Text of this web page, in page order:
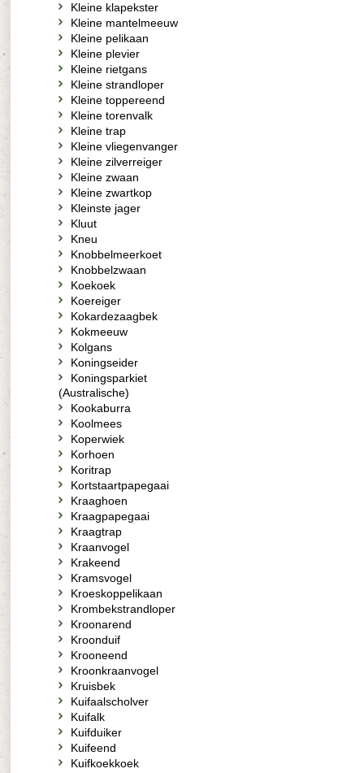
Kleine klapekster
Kleine mantelmeeuw
Kleine pelikaan
Kleine plevier
Kleine rietgans
Kleine strandloper
Kleine toppereend
Kleine torenvalk
Kleine trap
Kleine vliegenvanger
Kleine zilverreiger
Kleine zwaan
Kleine zwartkop
Kleinste jager
Kluut
Kneu
Knobbelmeerkoet
Knobbelzwaan
Koekoek
Koereiger
Kokardezaagbek
Kokmeeuw
Kolgans
Koningseider
Koningsparkiet
(Australische)
Kookaburra
Koolmees
Koperwiek
Korhoen
Koritrap
Kortstaartpapegaai
Kraaghoen
Kraagpapegaai
Kraagtrap
Kraanvogel
Krakeend
Kramsvogel
Kroeskoppelikaan
Krombekstrandloper
Kroonarend
Kroonduif
Krooneend
Kroonkraanvogel
Kruisbek
Kuifaalscholver
Kuifalk
Kuifduiker
Kuifeend
Kuifkoekkoek